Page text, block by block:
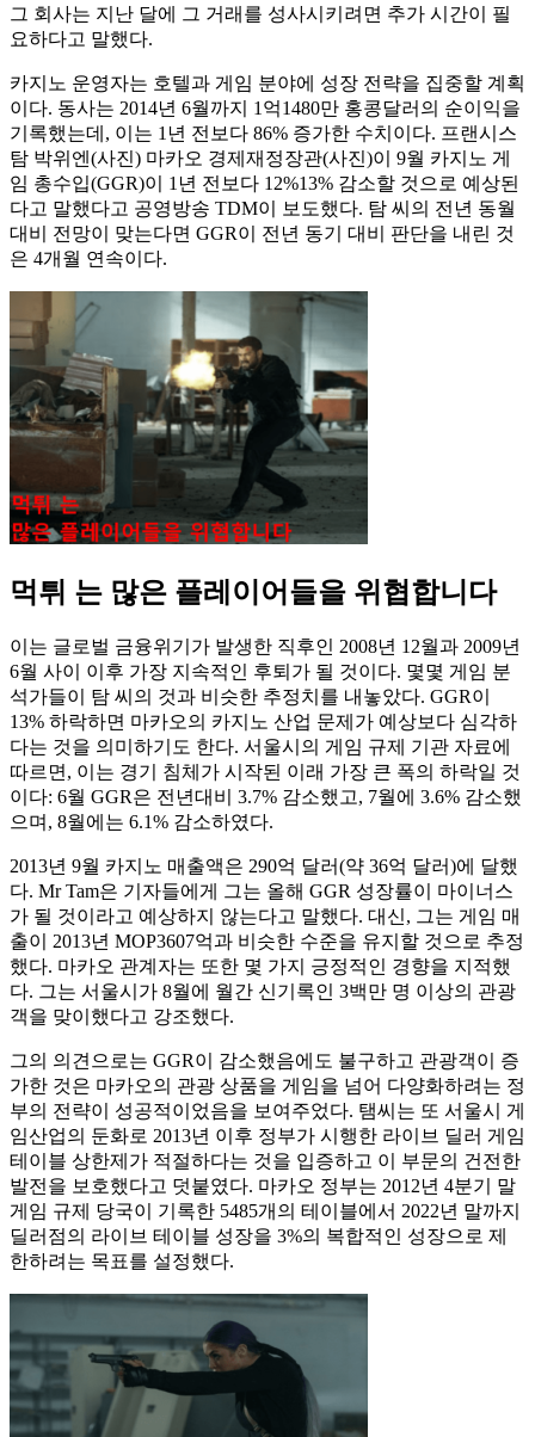
그 회사는 지난 달에 그 거래를 성사시키려면 추가 시간이 필
요하다고 말했다.
카지노 운영자는 호텔과 게임 분야에 성장 전략을 집중할 계획
이다. 동사는 2014년 6월까지 1억1480만 홍콩달러의 순이익을
기록했는데, 이는 1년 전보다 86% 증가한 수치이다. 프랜시스
탐 박위엔(사진) 마카오 경제재정장관(사진)이 9월 카지노 게
임 총수입(GGR)이 1년 전보다 12%13% 감소할 것으로 예상된
다고 말했다고 공영방송 TDM이 보도했다. 탐 씨의 전년 동월
대비 전망이 맞는다면 GGR이 전년 동기 대비 판단을 내린 것
은 4개월 연속이다.
먹튀 는 많은 플레이어들을 위협합니다
이는 글로벌 금융위기가 발생한 직후인 2008년 12월과 2009년
6월 사이 이후 가장 지속적인 후퇴가 될 것이다. 몇몇 게임 분
석가들이 탐 씨의 것과 비슷한 추정치를 내놓았다. GGR이
13% 하락하면 마카오의 카지노 산업 문제가 예상보다 심각하
다는 것을 의미하기도 한다. 서울시의 게임 규제 기관 자료에
따르면, 이는 경기 침체가 시작된 이래 가장 큰 폭의 하락일 것
이다: 6월 GGR은 전년대비 3.7% 감소했고, 7월에 3.6% 감소했
으며, 8월에는 6.1% 감소하였다.
2013년 9월 카지노 매출액은 290억 달러(약 36억 달러)에 달했
다. Mr Tam은 기자들에게 그는 올해 GGR 성장률이 마이너스
가 될 것이라고 예상하지 않는다고 말했다. 대신, 그는 게임 매
출이 2013년 MOP3607억과 비슷한 수준을 유지할 것으로 추정
했다. 마카오 관계자는 또한 몇 가지 긍정적인 경향을 지적했
다. 그는 서울시가 8월에 월간 신기록인 3백만 명 이상의 관광
객을 맞이했다고 강조했다.
그의 의견으로는 GGR이 감소했음에도 불구하고 관광객이 증
가한 것은 마카오의 관광 상품을 게임을 넘어 다양화하려는 정
부의 전략이 성공적이었음을 보여주었다. 탬씨는 또 서울시 게
임산업의 둔화로 2013년 이후 정부가 시행한 라이브 딜러 게임
테이블 상한제가 적절하다는 것을 입증하고 이 부문의 건전한
발전을 보호했다고 덧붙였다. 마카오 정부는 2012년 4분기 말
게임 규제 당국이 기록한 5485개의 테이블에서 2022년 말까지
딜러점의 라이브 테이블 성장을 3%의 복합적인 성장으로 제
한하려는 목표를 설정했다.